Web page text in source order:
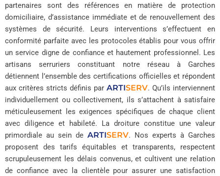
partenaires sont des références en matière de protection
domiciliaire, d’assistance immédiate et de renouvellement des
systèmes de sécurité. Leurs interventions s’effectuent en
conformité parfaite avec les protocoles établis pour vous offrir
un service digne de confiance et hautement professionnel. Les
artisans serruriers constituant notre réseau à Garches
détiennent l’ensemble des certifications officielles et répondent
aux critères stricts définis par ARTISERV. Qu’ils interviennent
individuellement ou collectivement, ils s’attachent à satisfaire
méticuleusement les exigences spécifiques de chaque client
avec diligence et habileté. La droiture constitue une valeur
primordiale au sein de ARTISERV. Nos experts à Garches
proposent des tarifs équitables et transparents, respectent
scrupuleusement les délais convenus, et cultivent une relation
de confiance avec la clientèle pour assurer une satisfaction